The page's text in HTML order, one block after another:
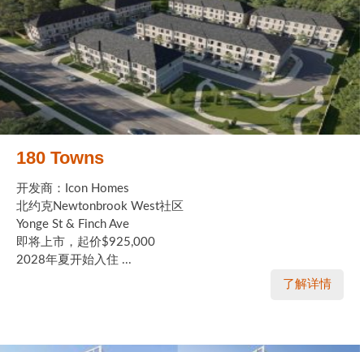
180 Towns
开发商：Icon Homes
北约克Newtonbrook West社区
Yonge St & Finch Ave
即将上市，起价$925,000
2028年夏开始入住 ...
了解详情